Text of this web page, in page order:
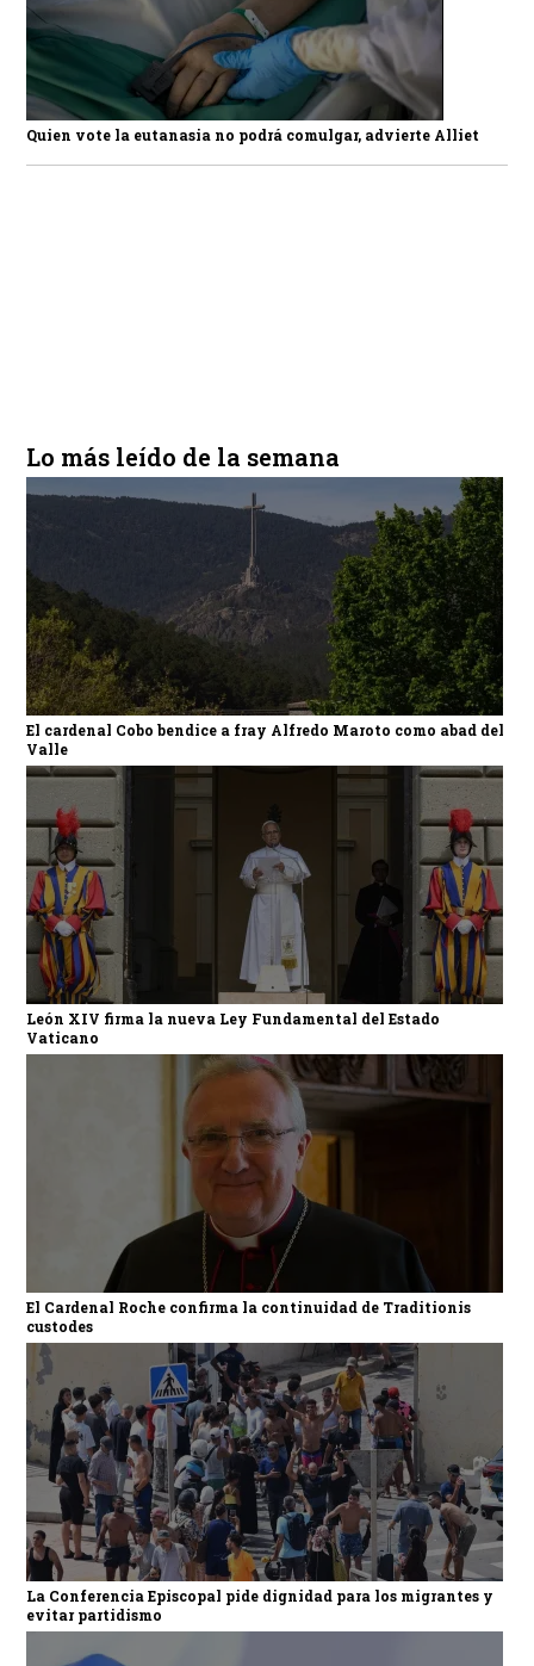
Quien vote la eutanasia no podrá comulgar, advierte Alliet
Lo más leído de la semana
El cardenal Cobo bendice a fray Alfredo Maroto como abad del
Valle
León XIV firma la nueva Ley Fundamental del Estado
Vaticano
El Cardenal Roche confirma la continuidad de Traditionis
custodes
La Conferencia Episcopal pide dignidad para los migrantes y
evitar partidismo